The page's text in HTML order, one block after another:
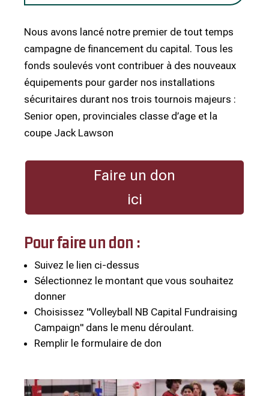
Nous avons lancé notre premier de tout temps
campagne de financement du capital. Tous les
fonds soulevés vont contribuer à des nouveaux
équipements pour garder nos installations
sécuritaires durant nos trois tournois majeurs :
Senior open, provinciales classe d’age et la
coupe Jack Lawson
Faire un don
ici
Pour faire un don :
Suivez le lien ci-dessus
Sélectionnez le montant que vous souhaitez
donner
Choisissez "Volleyball NB Capital Fundraising
Campaign" dans le menu déroulant.
Remplir le formulaire de don